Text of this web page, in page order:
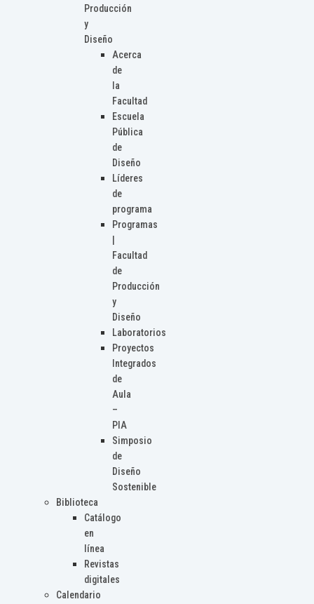
Producción
y
Diseño
Acerca
de
la
Facultad
Escuela
Pública
de
Diseño
Líderes
de
programa
Programas
Facultad
de
Producción
y
Diseño
Laboratorios
Proyectos
Integrados
de
Aula
–
PIA
Simposio
de
Diseño
Sostenible
Biblioteca
Catálogo
en
línea
Revistas
digitales
Calendario